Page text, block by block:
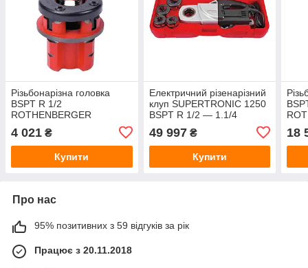
Різьбонарізна головка
BSPT R 1/2
ROTHENBERGER
4 021 ₴
Купити
Електричний різенарізний
клуп SUPERTRONIC 1250
BSPT R 1/2 — 1.1/4
ROTHENBERGER 7_1450
49 997₴
Купити
18
Про нас
95% позитивних з 59 відгуків за рік
Працює з 20.11.2018